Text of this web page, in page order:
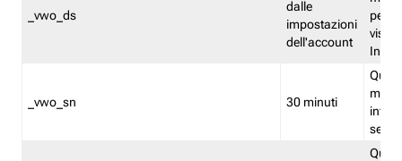
_vwo_ds
dalle
impostazioni
dell'account
_vwo_sn 30 minuti